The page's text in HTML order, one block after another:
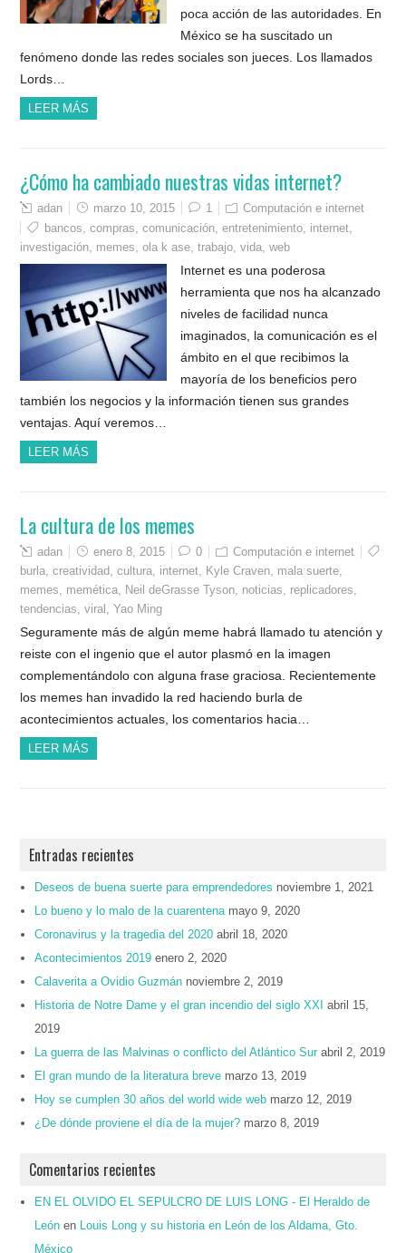
poca acción de las autoridades. En
México se ha suscitado un
fenómeno donde las redes sociales son jueces. Los llamados
Lords…
LEER MÁS
¿Cómo ha cambiado nuestras vidas internet?
adan marzo 10, 2015 1
Computación e internet
bancos ,compras ,comunicación ,entretenimiento internet
investigación memes ,ola k ase ,trabajo ,vida ,web
Internet es una poderosa
herramienta que nos ha alcanzado
niveles de facilidad nunca
imaginados, la comunicación es el
ámbito en el que recibimos la
mayoría de los beneficios pero
también los negocios y la información tienen sus grandes
ventajas. Aquí veremos…
LEER MÁS
La cultura de los memes
adan enero 8, 2015 0
Computación e internet
burla ,creatividad ,cultura internet Kyle Craven mala suerte
memes
memética Neil deGrasse Tyson noticias replicadores
tendencias ,viral ,Yao Ming
Seguramente más de algún meme habrá llamado tu atención y
reiste con el ingenio que el autor plasmó en la imagen
complementándolo con alguna frase graciosa. Recientemente
los memes han invadido la red haciendo burla de
acontecimientos actuales, los comentarios hacia…
LEER MÁS
Entradas recientes
Deseos de buena suerte para emprendedores noviembre 1, 2021
Lo bueno y lo malo de la cuarentena mayo 9, 2020
Coronavirus y la tragedia del 2020 abril 18, 2020
Acontecimientos 2019 enero 2, 2020
Calaverita a Ovidio Guzmán noviembre 2, 2019
Historia de Notre Dame y el gran incendio del siglo XXI
abril 15,
2019
La guerra de las Malvinas o conflicto del Atlántico Sur abril 2, 2019
El gran mundo de la literatura breve marzo 13, 2019
Hoy se cumplen 30 años del world wide web marzo 12, 2019
¿De dónde proviene el día de la mujer? marzo 8, 2019
Comentarios recientes
EN EL OLVIDO EL SEPULCRO DE LUIS LONG - El Heraldo de
León en
Louis Long y su historia en León de los Aldama, Gto.
México